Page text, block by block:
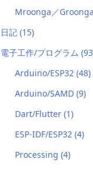
Mroonga／
日記 (15)
電子工作/プログラム
Arduino/ESP32(48)
Arduino/SAMD(9)
Dart/Flutter(1)
ESP-IDF/ESP32(4)
Processing(4)